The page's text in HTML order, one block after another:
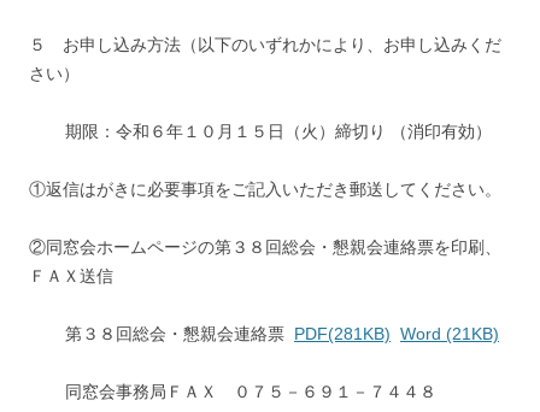
５ お申し込み方法（以下のいずれかにより、お申し込みくだ
さい）
期限：令和６年１０月１５日（火）締切り （消印有効）
①返信はがきに必要事項をご記入いただき郵送してください。
②同窓会ホームページの第３８回総会・懇親会連絡票を印刷、
ＦＡＸ送信
第３８回総会・懇親会連絡票 PDF(281KB) Word (21KB)
同窓会事務局ＦＡＸ ０７５－６９１－７４４８